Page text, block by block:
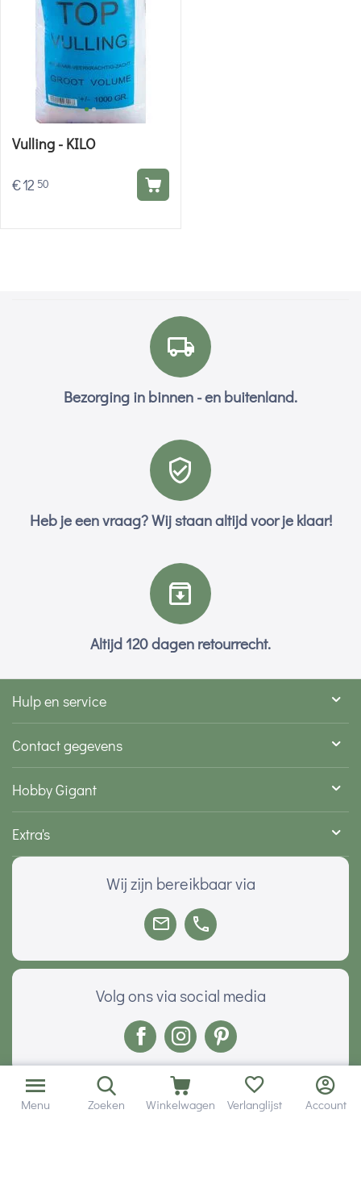
Vulling - KILO
€12 50
Bezorging in binnen - en buitenland.
Heb je een vraag? Wij staan altijd voor je klaar!
Altijd 120 dagen retourrecht.
Hulp en service
Contact gegevens
Hobby Gigant
Extra's
Wij zijn bereikbaar via
Volg ons via social media
Onze klanten geven ons een
Menu Zoeken Winkelwagen Verlanglijst Account